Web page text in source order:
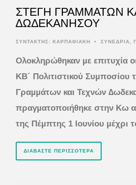
ΣΤΕΓΗ ΓΡΑΜΜΑΤΩΝ
∆Ω∆ΕΚΑΝΗΣΟΥ
ΣΥΝΤΆΚΤΗΣ: ΚΑΡΠΑΘΙΑΚΗ • ΣΥΝΕΔΡΙΑ,
Ολοκληρώθηκαν µε επιτυχία
KB΄ Πολιτιστικού Συµποσίου
Γραµµάτων και Τεχνών
πραγµατοποιήθηκε στην Κω
της Πέµπτης 1 Ιουνίου µέχρι
ΔΙΑΒΆΣΤΕ ΠΕΡΙΣΣΌΤΕΡΑ